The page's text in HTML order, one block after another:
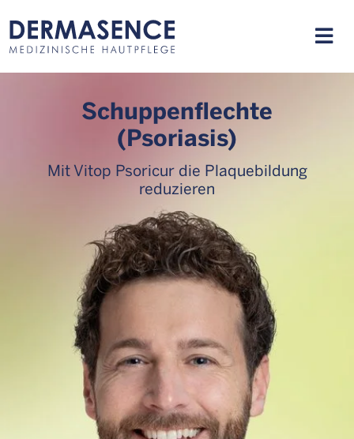
Schuppenflechte
(Psoriasis)
Mit Vitop Psoricur die Plaquebildung
reduzieren